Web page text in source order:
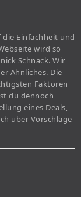
Einfachheit und
wird so
Schnack. Wir
Ähnliches. Die
Faktoren
du dennoch
eines Deals,
über Vorschläge